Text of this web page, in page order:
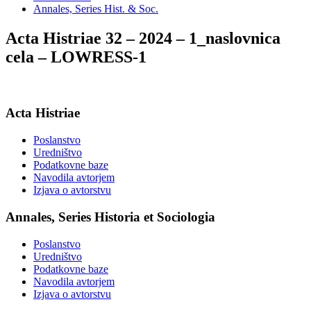
Annales, Series Hist. & Soc.
Acta Histriae 32 – 2024 – 1_naslovnica
cela – LOWRESS-1
Acta Histriae
Poslanstvo
Uredništvo
Podatkovne baze
Navodila avtorjem
Izjava o avtorstvu
Annales, Series Historia et Sociologia
Poslanstvo
Uredništvo
Podatkovne baze
Navodila avtorjem
Izjava o avtorstvu